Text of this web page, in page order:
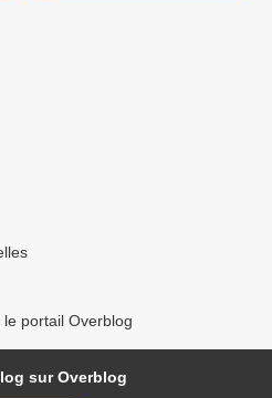
portail Overblog
sur Overblog